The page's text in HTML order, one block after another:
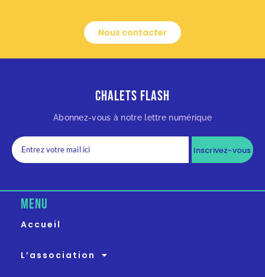
Nous contacter
Chalets Flash
Abonnez-vous à notre lettre numérique
Inscrivez-vous
MENU
Accueil
L’association